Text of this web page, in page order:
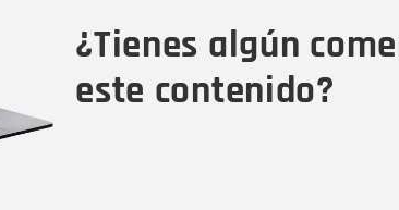
¿Tienes algún
este contenido?